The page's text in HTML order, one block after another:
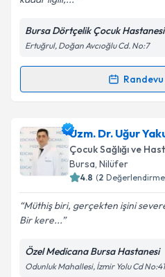
Bursa Dörtçelik Çocuk Hastanesi
Ertuğrul, Doğan Avcıoğlu Cd. No:7
Randevu Takvimi
Uzm. Dr. Serap Bozkurt
takvimi talebi oluşturun.
almanız için bir takvim
bilgilendireceğiz.
E-posta Adresiniz
Kişisel verilerimin
Uzm. Dr. Uğur
Çocuk Sağlığı ve
Bursa, Nilüfer
4.8 (2
Müthiş biri, gerçekten işini
Bir kere...
Özel Medicana Bursa Hastanesi
Odunluk Mahallesi, İzmir Yolu Cd